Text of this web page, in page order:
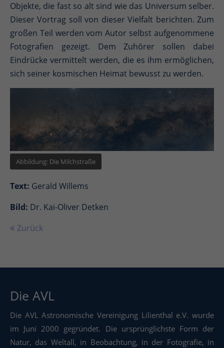
Objekte, die fast so alt sind wie das Universum selber.
Dieser Vortrag soll von dieser Vielfalt berichten. Zum
großen Teil werden vom Autor selbst aufgenommene
Fotografien gezeigt. Dem Zuhörer sollen dabei
Eindrücke vermittelt werden, die es ihm ermöglichen,
sich seiner kosmischen Heimat bewusst zu werden.
Abbildung: Die Milchstraße
Text: Gerald Willems
Bild: Dr. Kai-Oliver Detken
Zurück
Die AVL
Die AVL Astronomische Vereinigung Lilienthal e.V. wurde
im Juni 2000 gegründet. Die ursprünglichste Form der
Natur, das Weltall, in Beobachtung, in der Fotografie, in